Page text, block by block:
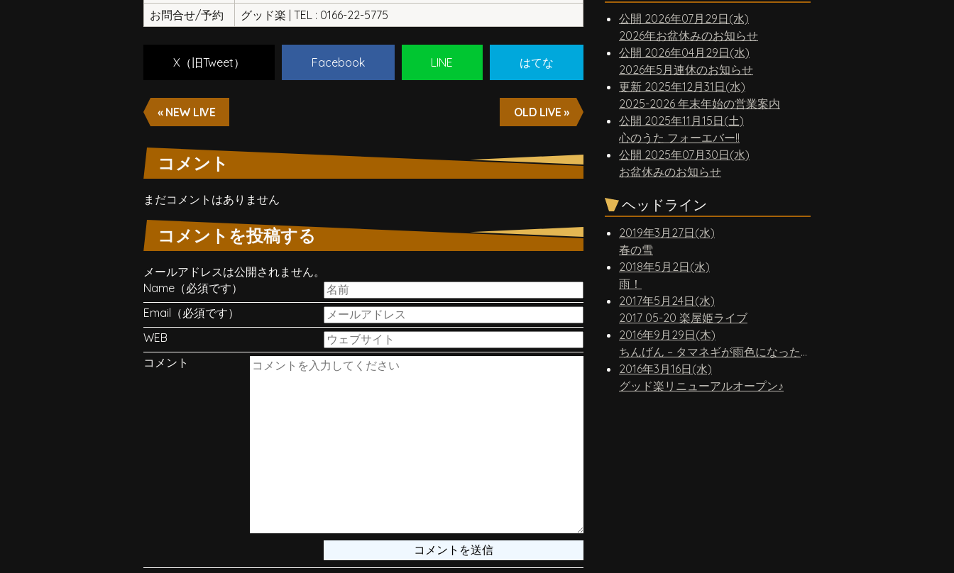
お問合せ/予約
グッド楽 | TEL : 0166-22-5775
X（旧Tweet） Facebook LINE はてな
« NEW LIVE OLD LIVE »
コメント
まだコメントはありません
コメントを投稿する
メールアドレスは公開されません。
Name（必須です）
Email（必須です）
WEB
コメント
公開 2026年07月29日(水)
2026年お盆休みのお知らせ
公開 2026年04月29日(水)
2026年5月連休のお知らせ
更新 2025年12月31日(水)
2025-2026 年末年始の営業案内
公開 2025年11月15日(土)
心のうた フォーエバー!!
公開 2025年07月30日(水)
お盆休みのお知らせ
ヘッドライン
2019年3月27日(水)
春の雪
2018年5月2日(水)
雨！
2017年5月24日(水)
2017 05-20 楽屋姫ライブ
2016年9月29日(木)
ちんげん – タマネギが雨色になったら
2016年3月16日(水)
グッド楽リニューアルオープン♪